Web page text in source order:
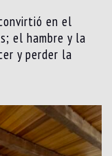
en el
el hambre y la
y perder la